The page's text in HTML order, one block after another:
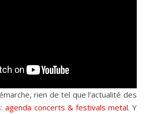
rien de tel que l’actualité des
agenda concerts & festivals metal. Y